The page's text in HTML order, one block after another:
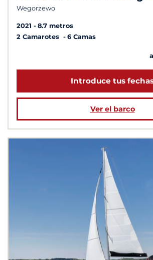
Wegorzewo
2021
8.7 metros
2 Camarotes
6 Camas
Introduce tus
Ver el barco